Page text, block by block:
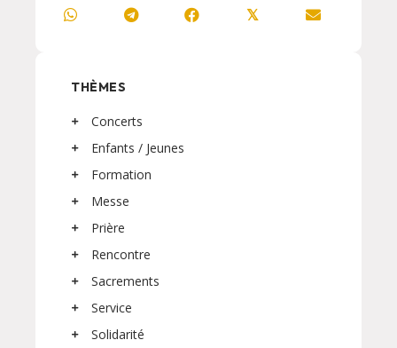
𝕏
THÈMES
Concerts
Enfants / Jeunes
Formation
Messe
Prière
Rencontre
Sacrements
Service
Solidarité